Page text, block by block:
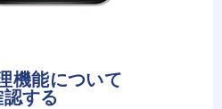
機能について
認する